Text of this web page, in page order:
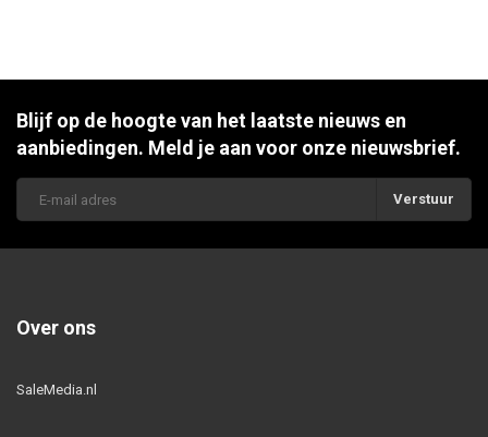
Blijf op de hoogte van het laatste nieuws en
aanbiedingen. Meld je aan voor onze nieuwsbrief.
Verstuur
Over ons
SaleMedia.nl